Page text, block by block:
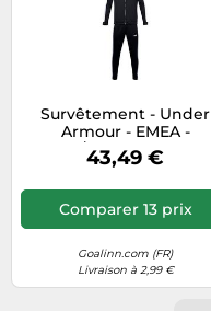
Survêtement - Under
Armour - EMEA -
Noir/Blanc - Ajusté -
Respirant
43,49 €
Comparer 13 prix
Goalinn.com (FR)
Livraison à 2,99 €